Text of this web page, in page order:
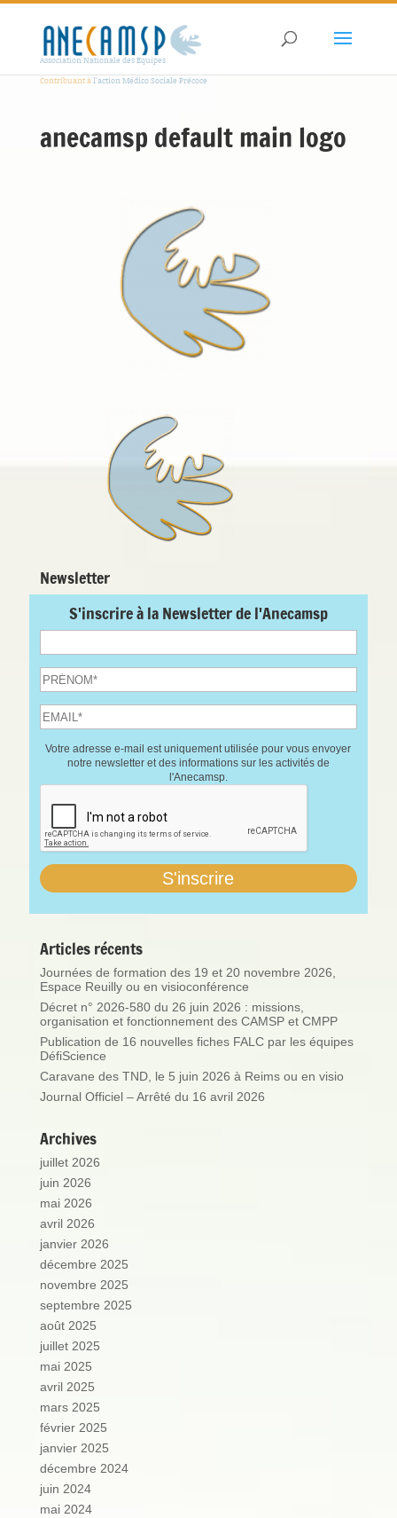
Association Nationale des Equipes
Contribuant àl'action Médico Sociale Précoce
anecamsp default main logo
Newsletter
S'inscrire à la Newsletter de l'Anecamsp
Votre adresse e-mail est uniquement utilisée pour vous envoyer
notre newsletter et des informations sur les activités de
l'Anecamsp.
Articles récents
Journées de formation des 19 et 20 novembre 2026,
Espace Reuilly ou en visioconférence
Décret n° 2026-580 du 26 juin 2026 : missions,
organisation et fonctionnement des CAMSP et CMPP
Publication de 16 nouvelles fiches FALC par les équipes
DéfiScience
Caravane des TND, le 5 juin 2026 à Reims ou en visio
Journal Officiel – Arrêté du 16 avril 2026
Archives
juillet 2026
juin 2026
mai 2026
avril 2026
janvier 2026
décembre 2025
novembre 2025
septembre 2025
août 2025
juillet 2025
mai 2025
avril 2025
mars 2025
février 2025
janvier 2025
décembre 2024
juin 2024
mai 2024